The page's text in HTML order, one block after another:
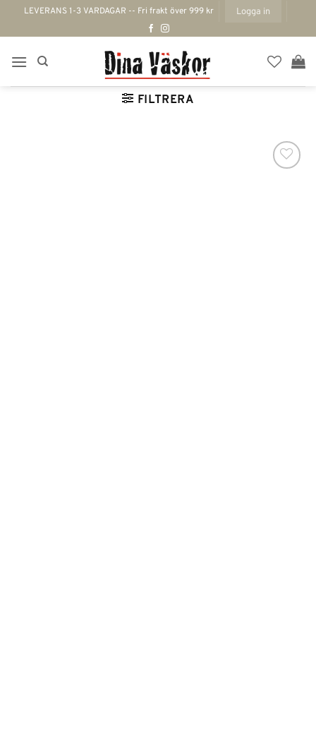
LEVERANS 1-3 VARDAGAR -- Fri frakt över 999 kr Logga in
FILTRERA